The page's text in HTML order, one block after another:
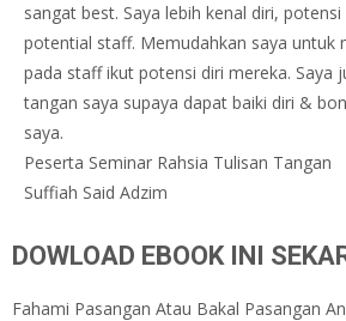
sangat best. Saya lebih kenal diri,
potential staff. Memudahkan saya untuk
pada staff ikut potensi diri mereka. Saya
tangan saya supaya dapat baiki diri &
saya.
Peserta Seminar Rahsia Tulisan Tangan
Suffiah Said Adzim
DOWLOAD EBOOK INI
Fahami Pasangan Atau Bakal Pasangan